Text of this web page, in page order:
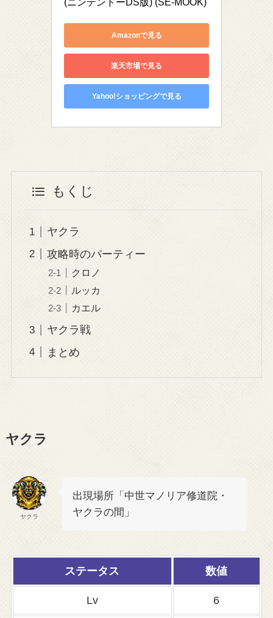
(ニンテンドーDS版) (SE-MOOK)
Amazonで見る
楽天市場で見る
Yahoo!ショッピングで見る
もくじ
ヤクラ
攻略時のパーティー
クロノ
ルッカ
カエル
ヤクラ戦
まとめ
ヤクラ
ヤクラ
出現場所「中世マノリア修道院・
ヤクラの間」
ステータス 数値
Lv 6